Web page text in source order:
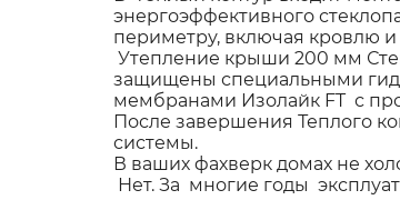
энергоэффективного
периметру, включая кровлю
Утепление крыши 200 мм
защищены специальными
мембранами Изолайк FT с
После завершения Теплого
системы.
В ваших фахверк домах не
Нет. За многие годы